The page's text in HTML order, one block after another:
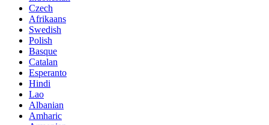
Czech
Afrikaans
Swedish
Polish
Basque
Catalan
Esperanto
Hindi
Lao
Albanian
Amharic